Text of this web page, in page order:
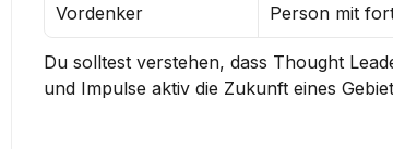
Vordenker Person mit
Du solltest verstehen, dass Thought
und Impulse aktiv die Zukunft eines